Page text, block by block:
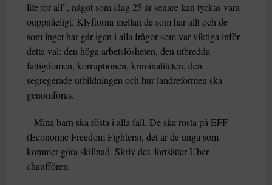
life for all”, något som idag 25 år senare kan tyckas vara
ouppnåeligt. Klyftorna mellan de som har allt och de
som inget har går igen i alla frågor som var viktiga inför
detta val: den höga arbetslösheten, den utbredda
fattigdomen, korruptionen, kriminaliteten, den
segregerade utbildningen och hur landreformen ska
genomföras.
– Mina barn ska rösta i alla fall. De ska rösta på EFF
(Economic Freedom Fighters), det är de unga som
kommer göra skillnad. Skriv det, fortsätter Uber-
chauffören.